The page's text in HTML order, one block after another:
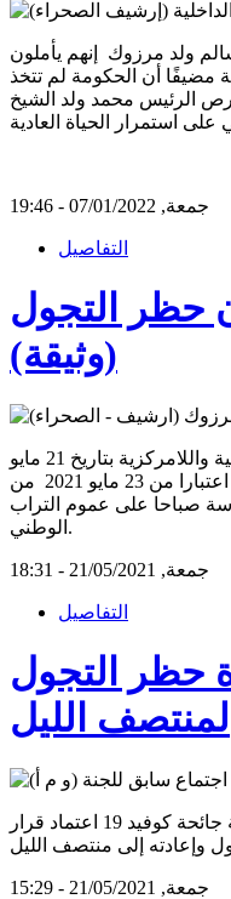
ولد مرزوك إنهم يأملون
مضيفًا أن الحكومة لم تتخذ
الرئيس محمد ولد الشيخ
جمعة, 07/01/2022 - 19:46
التفاصيل
حظر التجول
(وثيقة)
تضمن المقرر الصادر عن وزير الداخلية واللامركزية بتاريخ 21 مايو
2021، أن سريان حظر التجول يتم اعتبارا من 23 مايو 2021 من
صباحا على عموم التراب
الوطني.
جمعة, 21/05/2021 - 18:31
التفاصيل
حظر التجول
لمنتصف الليل
قررت اللجنة الوزارية المكلفة بمتابعة جائحة كوفيد 19 اعتماد قرار
جمعة, 21/05/2021 - 15:29